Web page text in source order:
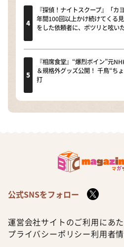
『探偵！ナイトスクープ』「
年間100回以上かけ続けてくる
をした依頼者に、ポツリと呟い
『相席食堂』“爆烈ボイン”元
＆規格外グッズ公開！ 千鳥“ち
打
公式SNSをフォロー
運営会社サイトのご利用にあ
プライバシーポリシー利用者